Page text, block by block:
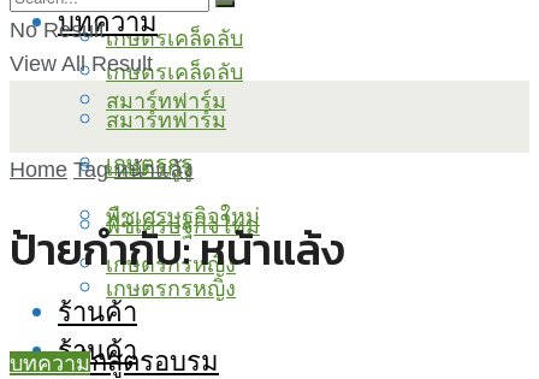
เกษตรเคล็ดลับ
สมาร์ทฟาร์ม
เกษตรกูรู
พืชเศรษฐกิจใหม่
เกษตรกรหญิง
ร้านค้า
บทความ
เกษตรเคล็ดลับ
สมาร์ทฟาร์ม
เกษตรกูรู
พืชเศรษฐกิจใหม่
เกษตรกรหญิง
ร้านค้า
หลักสูตรอบรม
No Result
View All Result
Home Tag หน้าแล้ง
ป้ายกำกับ:หน้าแล้ง
บทความ